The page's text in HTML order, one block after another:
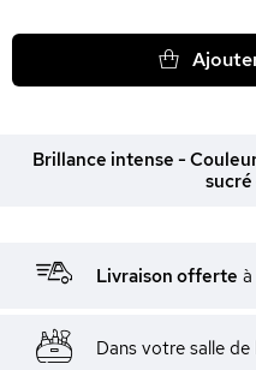
Brillance intense -
Livraison offerte
Dans votre salle de